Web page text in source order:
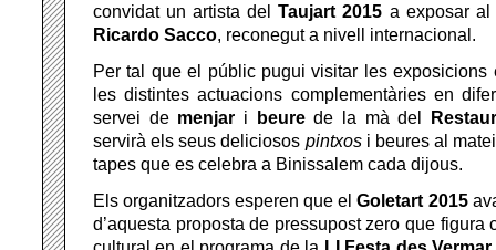
convidat un artista delTaujart 2015 a exposar al
Ricardo Sacco, reconegut a nivell internacional.
Per tal que el públic pugui visitar les exposicions
les distintes actuacions complementàries en
servei de menjar i beurede la mà del
servirà els seus deliciosos pintxosi beures al
tapes que es celebra a Binissalem cada dijous.
Els organitzadors esperen que elGoletart 2015
d’aquesta proposta de pressupost zero que figura